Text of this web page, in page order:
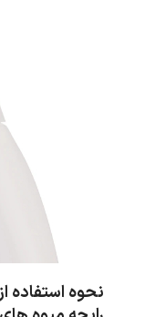
نحوه استفاده